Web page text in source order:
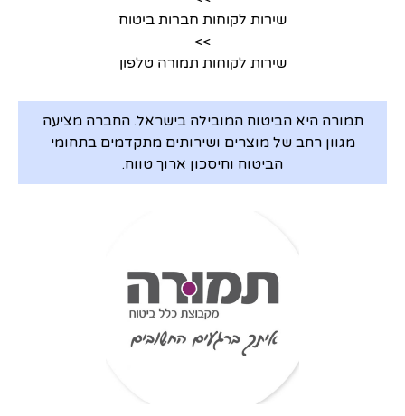
שירות לקוחות חברות ביטוח
>>
שירות לקוחות תמורה טלפון
תמורה היא הביטוח המובילה בישראל. החברה מציעה
מגוון רחב של מוצרים ושירותים מתקדמים בתחומי
הביטוח וחיסכון ארוך טווח.